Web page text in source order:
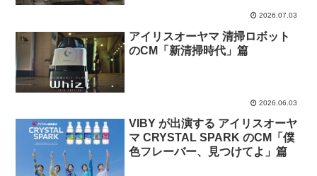
2026.07.03
アイリスオーヤマ 清掃ロボット
のCM「新清掃時代」篇
2026.06.03
VIBY が出演する アイリスオーヤ
マ CRYSTAL SPARK のCM「僕
色フレーバー、見つけてよ」篇